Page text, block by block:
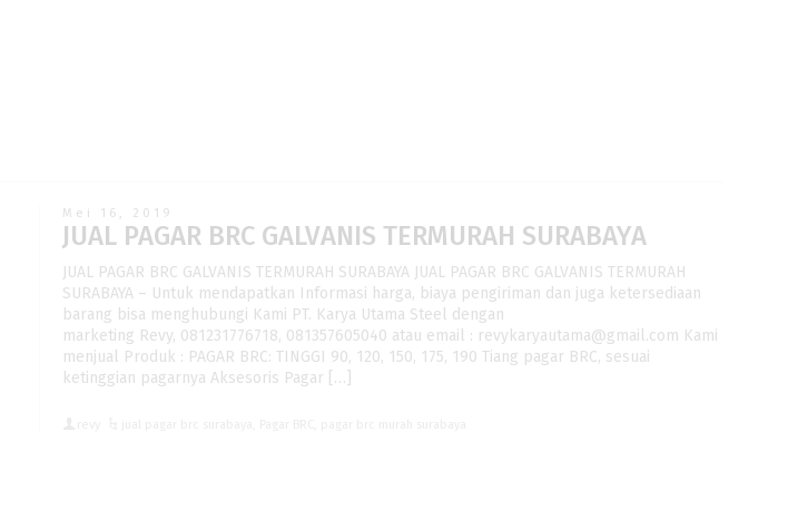
Mei 16, 2019
JUAL PAGAR BRC GALVANIS TERMURAH SURABAYA
JUAL PAGAR BRC GALVANIS TERMURAH SURABAYA JUAL PAGAR BRC GALVANIS TERMURAH
SURABAYA – Untuk mendapatkan Informasi harga, biaya pengiriman dan juga ketersediaan
barang bisa menghubungi Kami PT. Karya Utama Steel dengan
marketing Revy, 081231776718, 081357605040 atau email : revykaryautama@gmail.com Kami
menjual Produk : PAGAR BRC: TINGGI 90, 120, 150, 175, 190 Tiang pagar BRC, sesuai
ketinggian pagarnya Aksesoris Pagar […]